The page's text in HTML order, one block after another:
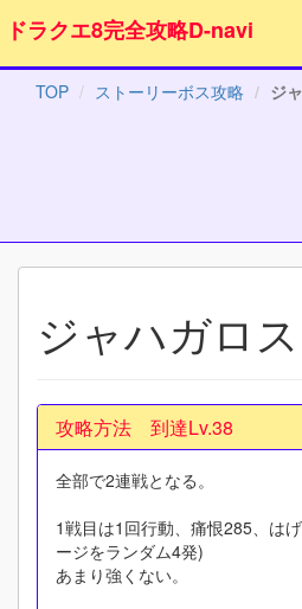
ドラクエ8完全攻略D-navi
TOP ストーリーボス攻略 ジ
ジャハガロス
攻略方法 到達Lv.38
全部で2連戦となる。
1戦目は1回行動、痛恨285、は
ージをランダム4発)
あまり強くない。